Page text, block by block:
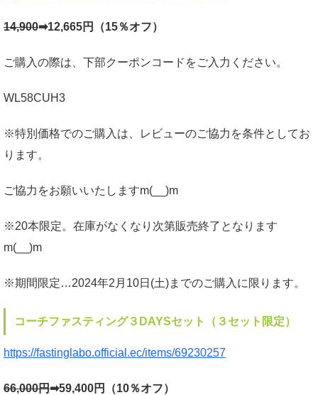
14,900➡12,665円（15％オフ）
ご購入の際は、下部クーポンコードをご入力ください。
WL58CUH3
※特別価格でのご購入は、レビューのご協力を条件としてお
ります。
ご協力をお願いいたしますm(__)m
※20本限定。在庫がなくなり次第販売終了となります
m(__)m
※期間限定…2024年2月10日(土)までのご購入に限ります。
コーチファスティング３DAYSセット（３セット限定）
https://fastinglabo.official.ec/items/69230257
66,000円➡59,400円（10％オフ）